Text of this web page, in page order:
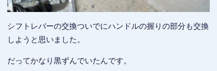
シフトレバーの交換ついでにハンドルの握りの部分も交換
しようと思いました。
だってかなり黒ずんでいたんです。